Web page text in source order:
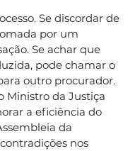
Se discordar de
por um
Se achar que
pode chamar o
outro procurador.
Ministro da Justiça
a eficiência do
da
nos